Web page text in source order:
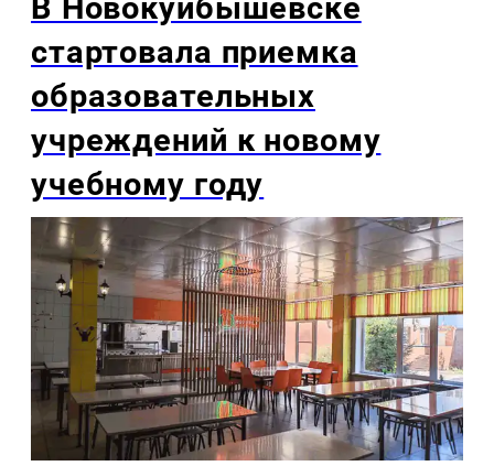
В Новокуйбышевске
стартовала приемка
образовательных
учреждений к новому
учебному году